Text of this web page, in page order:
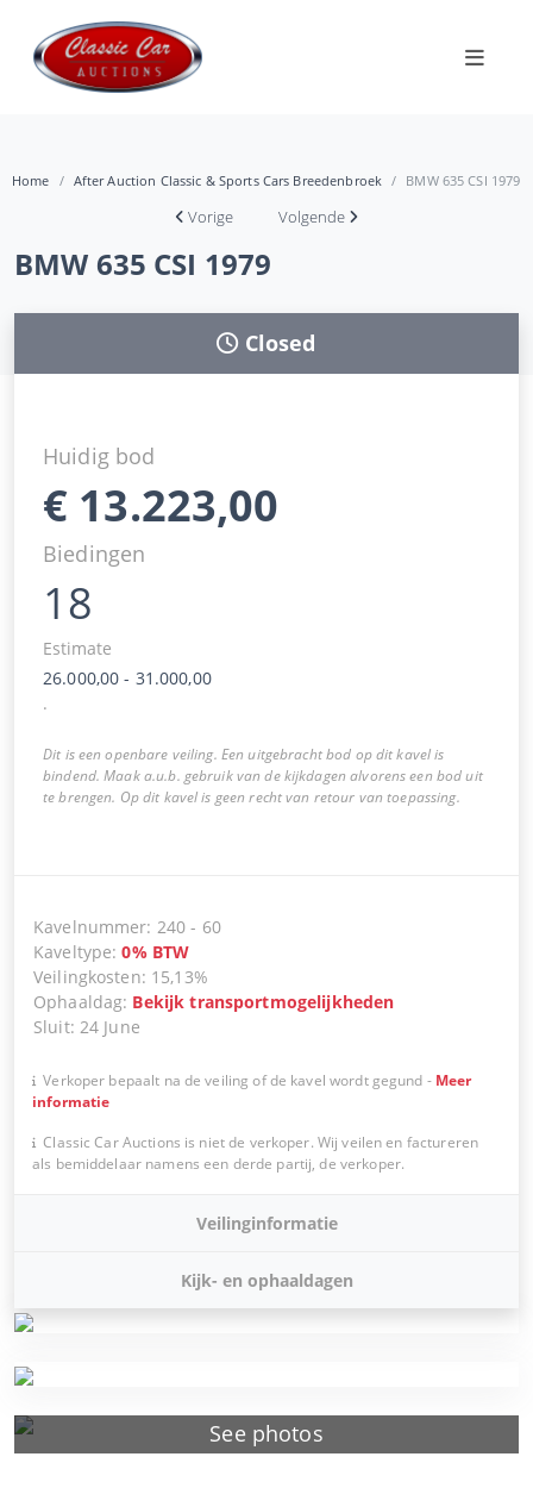
Home After Auction Classic & Sports Cars Breedenbroek BMW 635 CSI 1979
Vorige Volgende
BMW 635 CSI 1979
See photos
Closed
Huidig bod
€ 13.223,00
Biedingen
18
Estimate
26.000,00 - 31.000,00
.
Dit is een openbare veiling. Een uitgebracht bod op dit kavel is
bindend. Maak a.u.b. gebruik van de kijkdagen alvorens een bod uit
te brengen. Op dit kavel is geen recht van retour van toepassing.
Kavelnummer: 240 - 60
Kaveltype:0% BTW
Veilingkosten: 15,13%
Ophaaldag: Bekijk transportmogelijkheden
Sluit: 24 June
Verkoper bepaalt na de veiling of de kavel wordt gegund - Meer
informatie
Classic Car Auctions is niet de verkoper. Wij veilen en factureren
als bemiddelaar namens een derde partij, de verkoper.
Veilinginformatie
Kijk- en ophaaldagen